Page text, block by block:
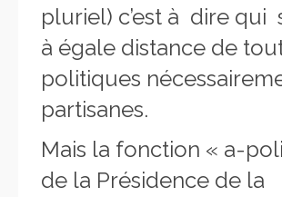
pluriel) c’est à dire qui
à égale distance de
politiques
partisanes.
Mais la fonction « a-
de la Présidence de la